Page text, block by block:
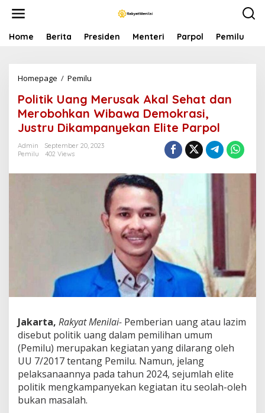
Home Berita Presiden Menteri Parpol Pemilu
Homepage / Pemilu
l
i
k
n
A
a
e
h
a
t
d
a
n
Politik Uang Merusak Akal Sehat dan
Merobohkan Wibawa Demokrasi,
Justru Dikampanyekan Elite Parpol
Admin
September 20, 2023
Pemilu
402 Views
Jakarta, Rakyat Menilai- Pemberian uang atau lazim
disebut politik uang dalam pemilihan umum
(Pemilu) merupakan kegiatan yang dilarang oleh
UU 7/2017 tentang Pemilu. Namun, jelang
pelaksanaannya pada tahun 2024, sejumlah elite
politik mengkampanyekan kegiatan itu seolah-oleh
bukan masalah.